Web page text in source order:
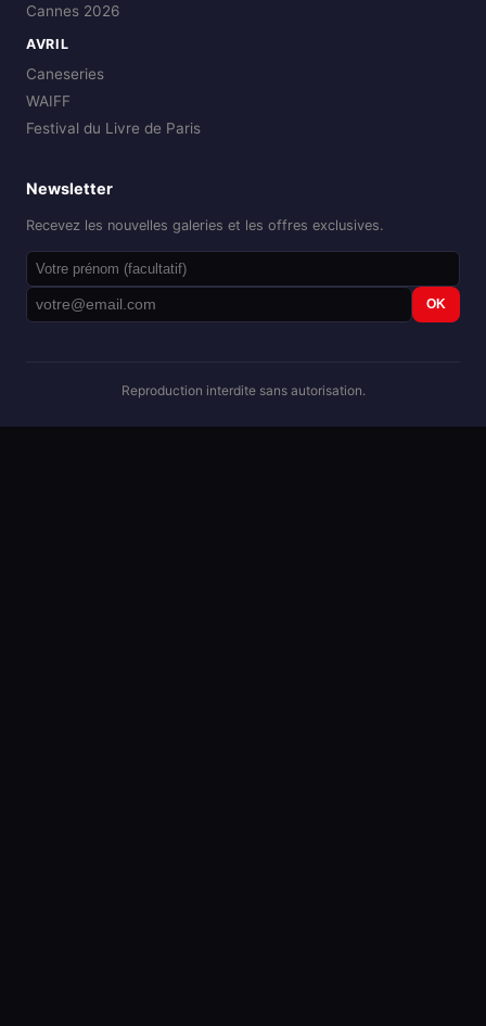
Cannes 2026
AVRIL
Caneseries
WAIFF
Festival du Livre de Paris
Newsletter
Recevez les nouvelles galeries et les offres exclusives.
OK
Reproduction interdite sans autorisation.